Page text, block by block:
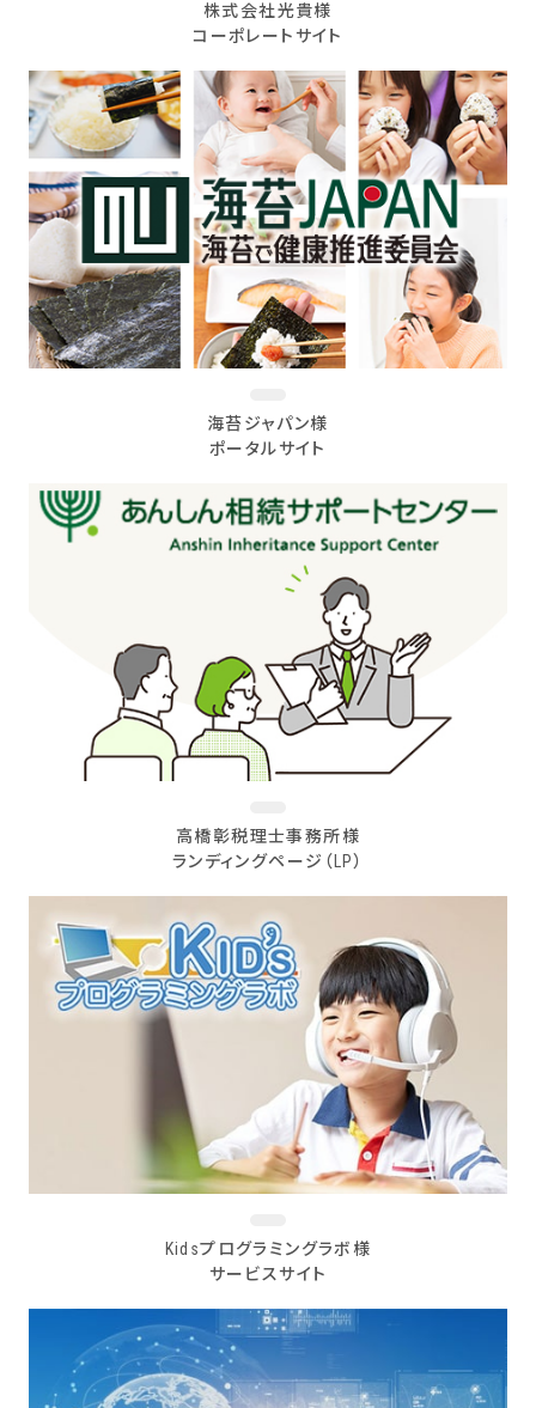
株式会社光貴様
コーポレートサイト
海苔ジャパン様
ポータルサイト
高橋彰税理士事務所様
ランディングページ（LP）
Kidsプログラミングラボ様
サービスサイト